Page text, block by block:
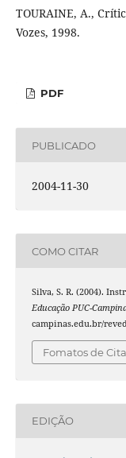
TOURAINE, A.,
Vozes, 1998.
PDF
PUBLICADO
2004-11-30
COMO CITAR
Silva, S. R. (2004).
Educação PUC-
campinas.edu.br/
Fomatos de
EDIÇÃO